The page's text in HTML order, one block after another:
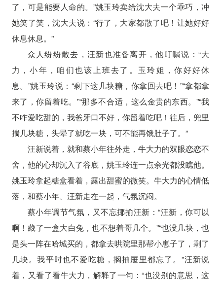
了，可是能要人命的。”姚玉玲卖给沈大夫一个乖巧，冲
她笑了笑，沈大夫说：“行了，大家都散了吧！让她好好
休息休息。”
众人纷纷散去，汪新也准备离开，他叮嘱说：“大
力，小年，咱们也该上班去了。玉玲姐，你好好休
息。”姚玉玲说：“剩下这几块糖，你拿回去吧！”“拿都拿
来了，你留着吃。”“那多不合适，这么金贵的东西。”“我
不咋爱吃甜的，我爸牙口不好，你留着吃吧！往后，兜里
揣几块糖，头晕了就吃一块，可不能再饿肚子了。”
汪新说着，就和蔡小年往外走，牛大力的双眼恋恋不
舍，他的心却沉入了谷底，姚玉玲连一点余光都没瞧他。
姚玉玲拿起糖盒看着，露出甜蜜的微笑。牛大力的心情低
落，和蔡小年、汪新走在一起，气氛沉闷。
蔡小年调节气氛，又不忘揶揄汪新：“汪新，你可以
啊！藏了一盒大白兔，也不想着哥几个。”“也没几块，也
是头一阵在哈城买的，都拿去哄院里那帮小崽子了，剩了
几块。我平时也不爱吃糖，搁抽屉里都忘了。”汪新说
着，又看了看牛大力，解释了一句：“也没别的意思，这